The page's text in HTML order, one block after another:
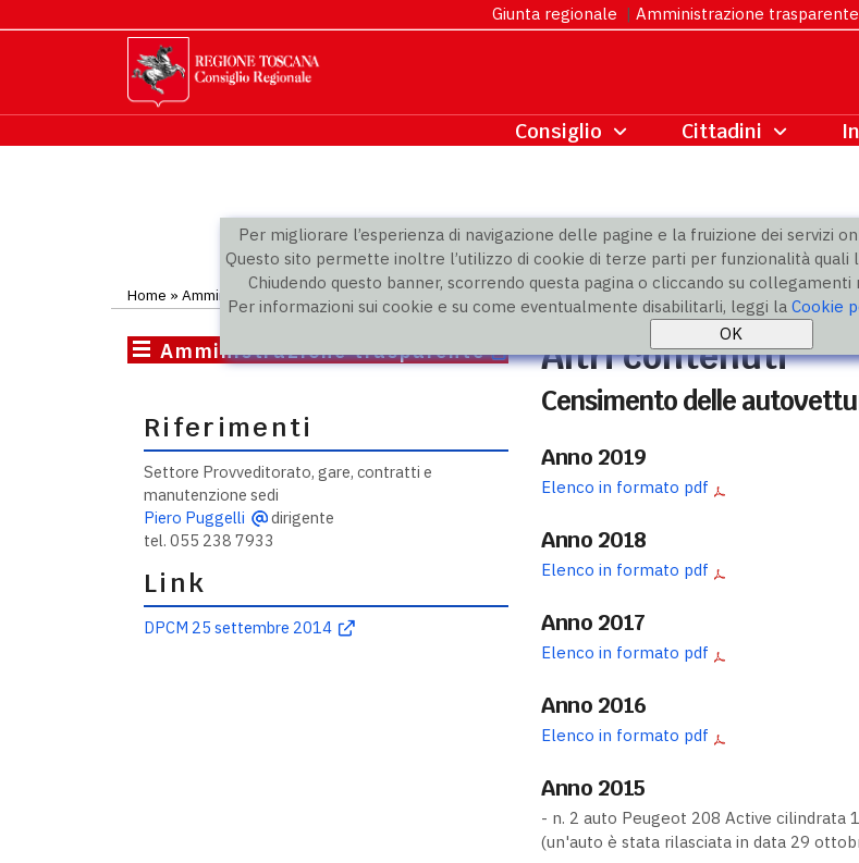
Per migliorare l’esperienza di navigazione delle pagine e la fruizione dei servizi
Questo sito permette inoltre l’utilizzo di cookie di terze parti per funzionalità quali
Chiudendo questo banner, scorrendo questa pagina o cliccando su
Per informazioni sui cookie e su come eventualmente disabilitarli, leggi la Cookie
Giunta regionale | Amministrazione trasparente
Home » Amministrazione trasparente
Amministrazione trasparente
Riferimenti
Settore Provveditorato, gare, contratti e
manutenzione sedi
Piero Puggelli
dirigente
tel. 055 238 7933
Link
DPCM 25 settembre 2014
Altri contenuti
Censimento delle
Anno 2019
Elenco in formato pdf
Anno 2018
Elenco in formato pdf
Anno 2017
Elenco in formato pdf
Anno 2016
Elenco in formato pdf
Anno 2015
- n. 2 auto Peugeot 208 Active cilindrata
(un'auto è stata rilasciata in data 29